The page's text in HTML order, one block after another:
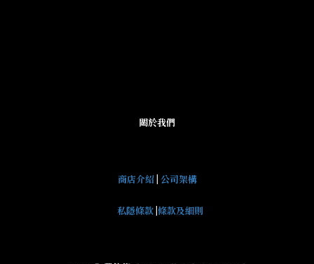
關於我們
商店介紹| 公司架構
私隱條款 條款及細則